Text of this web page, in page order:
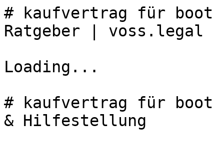
# kaufvertrag für boot
Ratgeber | voss.legal
Loading...
# kaufvertrag für boot
& Hilfestellung